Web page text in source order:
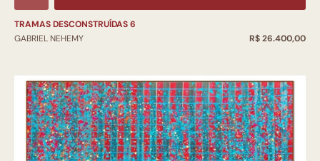
TRAMAS DESCONSTRUÍDAS 6
GABRIEL NEHEMY
R$ 26.400,00